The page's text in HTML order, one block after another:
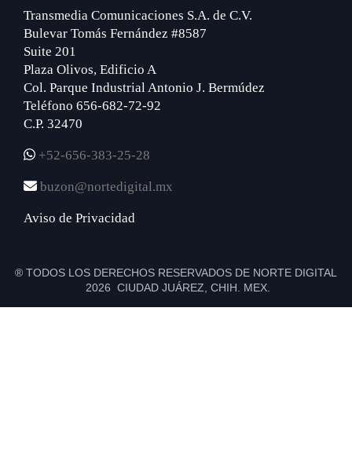
Transmedia Comunicaciones S.A. de C.V.
Bulevar Tomás Fernández #8587
Suite 201
Plaza Olivos, Edificio A
Col. Parque Industrial Antonio J. Bermúdez
Teléfono 656-682-72-92
C.P. 32470
+52-656-383-25-28
buzon@nortedigital.mx
Aviso de Privacidad
® TODOS LOS DERECHOS RESERVADOS DE NORTE DIGITAL
2026 CIUDAD JUÁREZ, CHIH. MEX.